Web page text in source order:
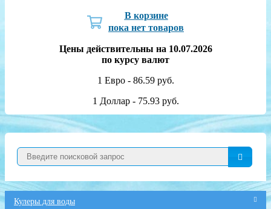
В корзине
пока нет товаров
Цены действительны на 10.07.2026
по курсу валют
1 Евро - 86.59 руб.
1 Доллар - 75.93 руб.
Кулеры для воды